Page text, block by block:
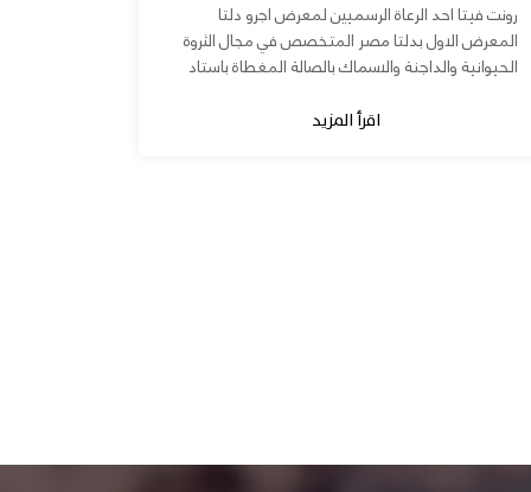
رونت فيتا احد الرعاة الرسميين لمعرض اجرو دلتا
المعرض الاول بدلتا مصر المتخصص في مجال الثروة
الحيوانية والداجنة والاسماك بالصالة المغطاة باستاد
اقرأ المزيد